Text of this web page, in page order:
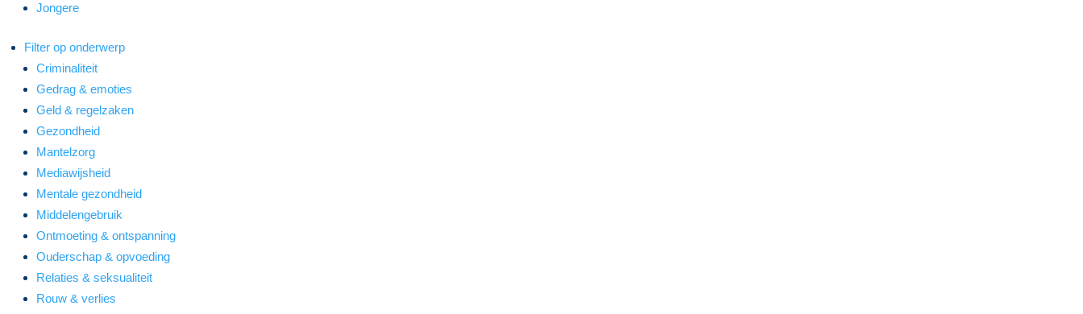
Jongere
Filter op onderwerp
Criminaliteit
Gedrag & emoties
Geld & regelzaken
Gezondheid
Mantelzorg
Mediawijsheid
Mentale gezondheid
Middelengebruik
Ontmoeting & ontspanning
Ouderschap & opvoeding
Relaties & seksualiteit
Rouw & verlies